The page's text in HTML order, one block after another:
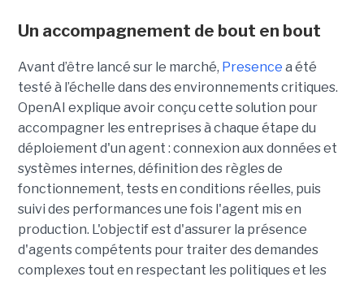
Un accompagnement de bout en bout
Avant d’être lancé sur le marché, Presence a été
testé à l’échelle dans des environnements critiques.
OpenAI explique avoir conçu cette solution pour
accompagner les entreprises à chaque étape du
déploiement d'un agent : connexion aux données et
systèmes internes, définition des règles de
fonctionnement, tests en conditions réelles, puis
suivi des performances une fois l'agent mis en
production. L'objectif est d'assurer la présence
d'agents compétents pour traiter des demandes
complexes tout en respectant les politiques et les